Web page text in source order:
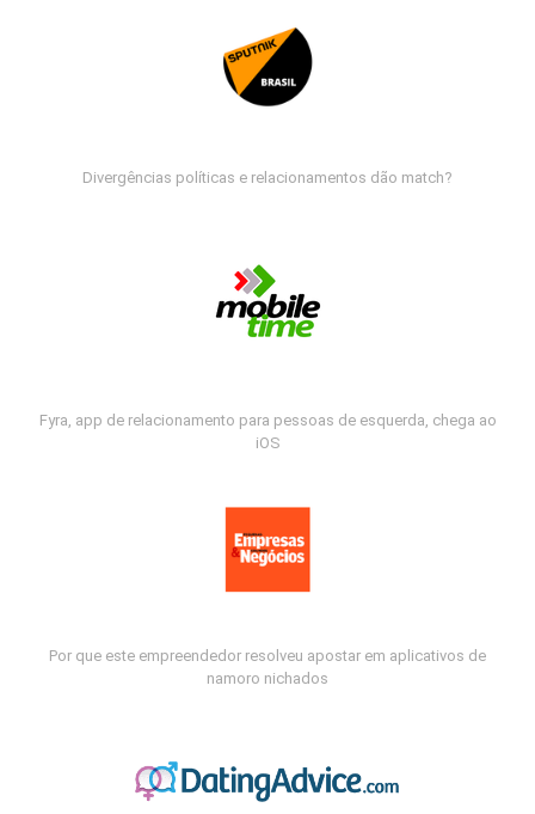
Divergências políticas e relacionamentos dão match?
Fyra, app de relacionamento para pessoas de esquerda, chega ao
iOS
Por que este empreendedor resolveu apostar em aplicativos de
namoro nichados